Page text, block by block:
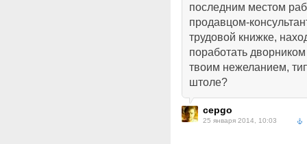
последним местом
продавцом-
трудовой книжке,
поработать
твоим нежеланием,
штоле?
cepgo
25 января 2014, 10:03